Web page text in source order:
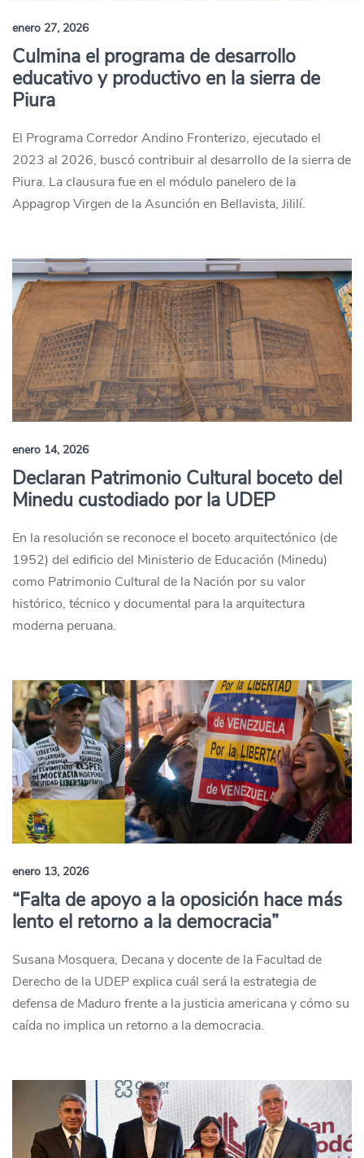
enero 27, 2026
Culmina el programa de desarrollo
educativo y productivo en la sierra de
Piura
El Programa Corredor Andino Fronterizo, ejecutado el
2023 al 2026, buscó contribuir al desarrollo de la sierra de
Piura. La clausura fue en el módulo panelero de la
Appagrop Virgen de la Asunción en Bellavista, Jililí.
enero 14, 2026
Declaran Patrimonio Cultural boceto del
Minedu custodiado por la UDEP
En la resolución se reconoce el boceto arquitectónico (de
1952) del edificio del Ministerio de Educación (Minedu)
como Patrimonio Cultural de la Nación por su valor
histórico, técnico y documental para la arquitectura
moderna peruana.
enero 13, 2026
“Falta de apoyo a la oposición hace más
lento el retorno a la democracia”
Susana Mosquera, Decana y docente de la Facultad de
Derecho de la UDEP explica cuál será la estrategia de
defensa de Maduro frente a la justicia americana y cómo su
caída no implica un retorno a la democracia.